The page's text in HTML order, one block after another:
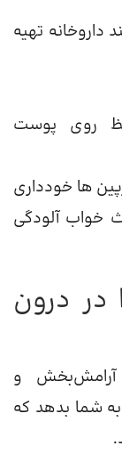
داروخانه تهیه
روی پوست
ها خودداری
خواب آلودگی
در درون
آرامش‌بخش و
شما بدهد که